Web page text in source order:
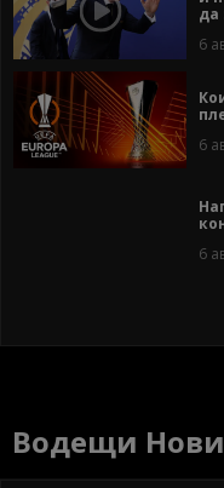
да
6
6
6
Водещи